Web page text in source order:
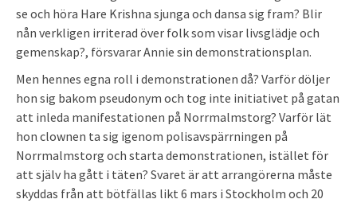
se och höra Hare Krishna sjunga och dansa sig fram? Blir
nån verkligen irriterad över folk som visar livsglädje och
gemenskap?, försvarar Annie sin demonstrationsplan.
Men hennes egna roll i demonstrationen då? Varför döljer
hon sig bakom pseudonym och tog inte initiativet på gatan
att inleda manifestationen på Norrmalmstorg? Varför lät
hon clownen ta sig igenom polisavspärrningen på
Norrmalmstorg och starta demonstrationen, istället för
att själv ha gått i täten? Svaret är att arrangörerna måste
skyddas från att bötfällas likt 6 mars i Stockholm och 20